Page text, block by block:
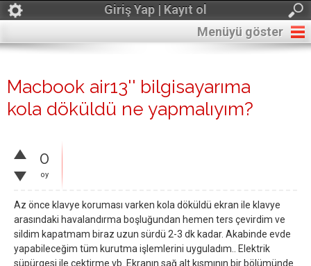
Giriş Yap | Kayıt ol
Menüyü göster
Macbook air13'' bilgisayarıma
kola döküldü ne yapmalıyım?
0
oy
Az önce klavye koruması varken kola döküldü ekran ile klavye
arasındaki havalandırma boşluğundan hemen ters çevirdim ve
sildim kapatmam biraz uzun sürdü 2-3 dk kadar. Akabinde evde
yapabileceğim tüm kurutma işlemlerini uyguladım.. Elektrik
süpürgesi ile çektirme vb. Ekranın sağ alt kısmının bir bölümünde